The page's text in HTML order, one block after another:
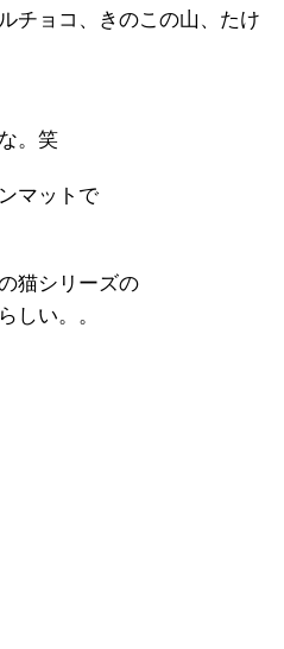
チョコ、きのこの山、たけ
。笑
マットで
猫シリーズの
しい。。